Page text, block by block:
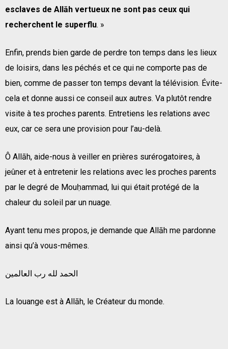
esclaves de Allāh vertueux ne sont pas ceux qui
recherchent le superflu. »
Enfin, prends bien garde de perdre ton temps dans les lieux
de loisirs, dans les péchés et ce qui ne comporte pas de
bien, comme de passer ton temps devant la télévision. Évite-
cela et donne aussi ce conseil aux autres. Va plutôt rendre
visite à tes proches parents. Entretiens les relations avec
eux, car ce sera une provision pour l’au-delà.
Ô Allāh, aide-nous à veiller en prières surérogatoires, à
jeûner et à entretenir les relations avec les proches parents
par le degré de Mouḥammad, lui qui était protégé de la
chaleur du soleil par un nuage.
Ayant tenu mes propos, je demande que Allāh me pardonne
ainsi qu’à vous-mêmes.
الحمد لله رب العالمين
La louange est à Allāh, le Créateur du monde.